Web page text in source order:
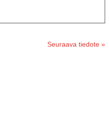
Seuraava tiedote »